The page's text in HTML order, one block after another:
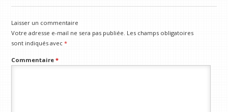
Laisser un commentaire
Votre adresse e-mail ne sera pas publiée. Les champs obligatoires
sont indiqués avec*
Commentaire*